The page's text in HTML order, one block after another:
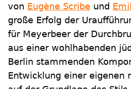
von Eugène Scribe und
große Erfolg der
für Meyerbeer der
aus einer wohlhabenden
Berlin stammenden
Entwicklung einer eigenen